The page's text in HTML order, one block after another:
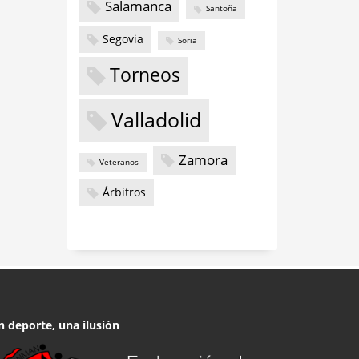
Salamanca Santoña
Segovia Soria
Torneos
Valladolid
Veteranos Zamora
Árbitros
deporte, una ilusión